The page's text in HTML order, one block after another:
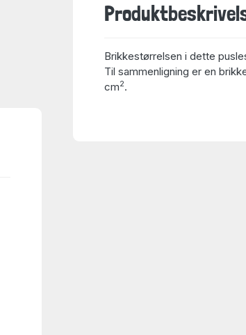
Brikkestørrelsen i dette
Til sammenligning er en
cm2.